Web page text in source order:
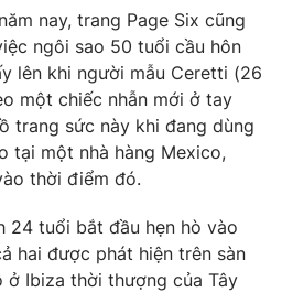
lai
nay, trang Page Six cũng
ngôi sao 50 tuổi cầu hôn
lên khi người mẫu Ceretti (26
một chiếc nhẫn mới ở tay
trang sức này khi đang dùng
tại một nhà hàng Mexico,
thời điểm đó.
24 tuổi bắt đầu hẹn hò vào
hai được phát hiện trên sàn
ở Ibiza thời thượng của Tây